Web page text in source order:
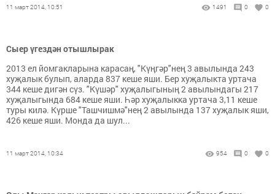
11 март 2014, 10:51 1491 0 0
Сыер үгездән отышлырак
2013 ел йомгакларына карасаң, "Күңгәр"нең 3 авылында 243
хуҗалык булып, аларда 837 кеше яши. Бер хуҗалыкта уртача
344 кеше дигән сүз. "Күшәр" хуҗалыгының 2 авылындагы 217
хуҗалыгында 684 кеше яши. Һәр хуҗалыкка уртача 3,11 кеше
туры килә. Күрше "Ташчишмә"нең 2 авылында 137 хуҗалык яши,
426 кеше яши. Монда да шул...
11 март 2014, 10:34 954 0 0